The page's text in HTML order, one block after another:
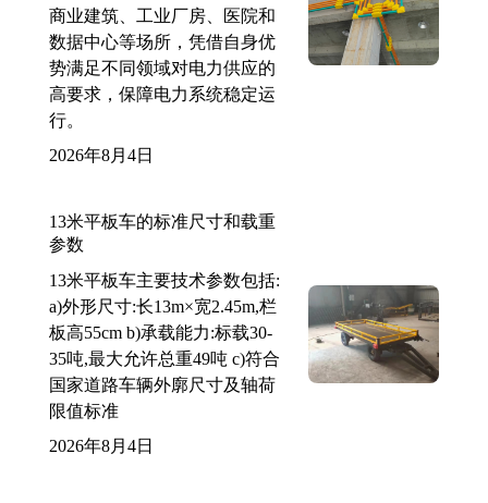
商业建筑、工业厂房、医院和
数据中心等场所，凭借自身优
势满足不同领域对电力供应的
高要求，保障电力系统稳定运
行。
2026年8月4日
13米平板车的标准尺寸和载重
参数
13米平板车主要技术参数包括:
a)外形尺寸:长13m×宽2.45m,栏
板高55cm b)承载能力:标载30-
35吨,最大允许总重49吨 c)符合
国家道路车辆外廓尺寸及轴荷
限值标准
2026年8月4日